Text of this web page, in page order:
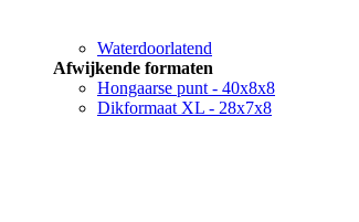
Waterdoorlatend
Afwijkende formaten
Hongaarse punt - 40x8x8
Dikformaat XL - 28x7x8